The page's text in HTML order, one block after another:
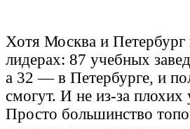
Хотя Москва и
лидерах: 87 учебных
а 32 — в Петербурге, и
смогут. И не из-за
Просто большинство